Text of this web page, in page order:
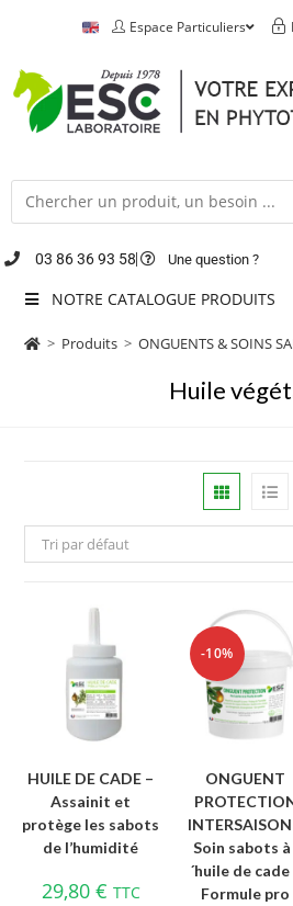
Espace Particuliers
03 86 36 93 58 Une question ?
NOTRE CATALOGUE PRODUITS
> Produits > ONGUENTS & SOINS
Huile
Tri par défaut
HUILE DE CADE –
Assainit et
protège les sabots
de l’humidité
29,80 € TTC
-10%
ONGUENT
Soin sabots à
´huile de cade
Formule pro